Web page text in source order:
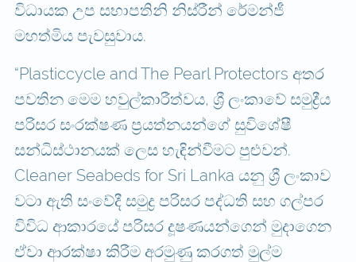
විධායක උප සභාපතිනි නිස්රීන් රේමන්ජී
මහත්මිය පැවසුවාය.
“Plasticcycle and The Pearl Protectors අතර
පවතින මෙම හවුල්කාරීත්වය, ශ්‍රී ලංකාවේ සමුද්‍රීය
පරිසර සංරක්ෂණ ප්‍රයත්නයන්ගේ සුවිශේෂී
සන්ධිස්ථානයක් ලෙස හැඳින්වීමට පුළුවන්.
Cleaner Seabeds for Sri Lanka යනු ශ්‍රී ලංකාව
වටා ඇති සංවේදී සමුද්‍ර පරිසර පද්ධති සහ ගල්පර
විවිධ ආකාරයේ පරිසර දූෂණයන්ගෙන් මුදාගෙන
ඒවා ආරක්ෂා කිරීම අරමුණු කරගත් මුල්ම